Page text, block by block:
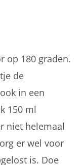
op 180 graden.
de
in een
150 ml
niet helemaal
er wel voor
is. Doe